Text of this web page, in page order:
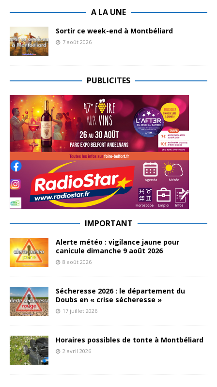
A LA UNE
Sortir ce week-end à Montbéliard
7 août 2026
PUBLICITES
IMPORTANT
Alerte météo : vigilance jaune pour
canicule dimanche 9 août 2026
8 août 2026
Sécheresse 2026 : le département du
Doubs en « crise sécheresse »
17 juillet 2026
Horaires possibles de tonte à Montbéliard
2 avril 2026